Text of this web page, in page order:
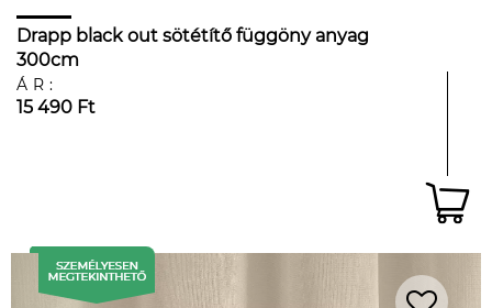
Drapp black out sötétítő függöny anyag
300cm
ÁR:
15 490 Ft